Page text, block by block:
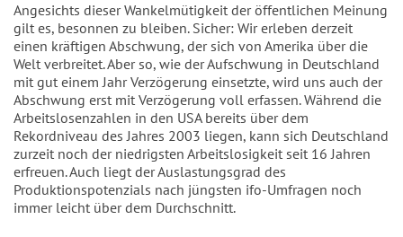
Angesichts dieser Wankelmütigkeit der öffentlichen Meinung
gilt es, besonnen zu bleiben. Sicher: Wir erleben derzeit
einen kräftigen Abschwung, der sich von Amerika über die
Welt verbreitet. Aber so, wie der Aufschwung in Deutschland
mit gut einem Jahr Verzögerung einsetzte, wird uns auch der
Abschwung erst mit Verzögerung voll erfassen. Während die
Arbeitslosenzahlen in den USA bereits über dem
Rekordniveau des Jahres 2003 liegen, kann sich Deutschland
zurzeit noch der niedrigsten Arbeitslosigkeit seit 16 Jahren
erfreuen. Auch liegt der Auslastungsgrad des
Produktionspotenzials nach jüngsten ifo-Umfragen noch
immer leicht über dem Durchschnitt.